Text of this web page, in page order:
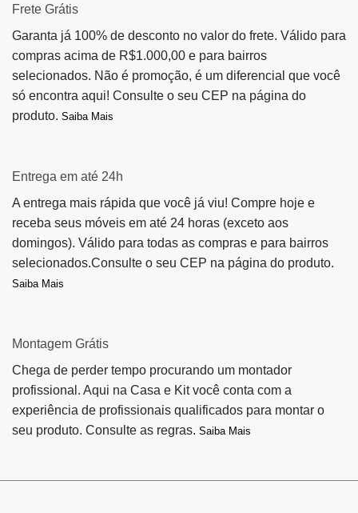
Frete Grátis
Garanta já 100% de desconto no valor do frete. Válido para
compras acima de R$1.000,00 e para bairros
selecionados. Não é promoção, é um diferencial que você
só encontra aqui! Consulte o seu CEP na página do
produto. Saiba Mais
Entrega em até 24h
A entrega mais rápida que você já viu! Compre hoje e
receba seus móveis em até 24 horas (exceto aos
domingos). Válido para todas as compras e para bairros
selecionados.Consulte o seu CEP na página do produto.
Saiba Mais
Montagem Grátis
Chega de perder tempo procurando um montador
profissional. Aqui na Casa e Kit você conta com a
experiência de profissionais qualificados para montar o
seu produto. Consulte as regras. Saiba Mais